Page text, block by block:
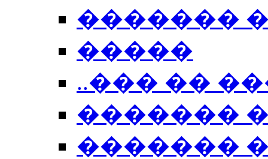
�������
�����
..��� ��
�������
�������